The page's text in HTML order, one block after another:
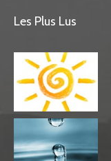
Les Plus Lus